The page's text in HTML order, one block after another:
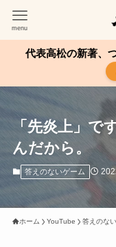
menu
代表高松の新著、
「先炎上」で
んだから。
答えのないゲーム
ホーム YouTube 答えのな